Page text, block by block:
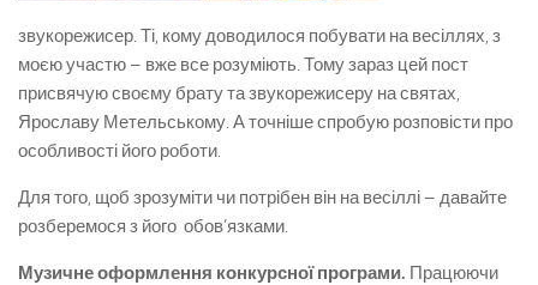
звукорежисер. Ті, кому доводилося побувати на весіллях, з
моєю участю – вже все розуміють. Тому зараз цей пост
присвячую своєму брату та звукорежисеру на святах,
Ярославу Метельському. А точніше спробую розповісти про
особливості його роботи.
Для того, щоб зрозуміти чи потрібен він на весіллі – давайте
розберемося з його обов’язками.
Музичне оформлення конкурсної програми. Працюючи